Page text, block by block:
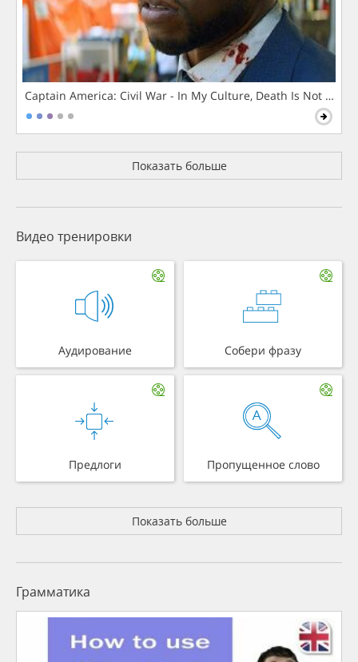
Captain America: Civil War - In My Culture, Death Is Not The
Показать больше
Видео тренировки
Аудирование Собери фразу
Предлоги Пропущенное слово
Показать больше
Грамматика